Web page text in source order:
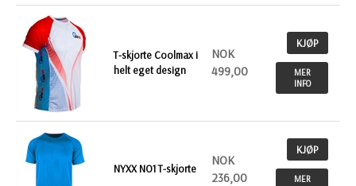
T-skjorte Coolmax i
helt eget design
NOK
499,00
KJØP
MER
INFO
NYXX NO1 T-skjorte
NOK
236,00
KJØP
MER